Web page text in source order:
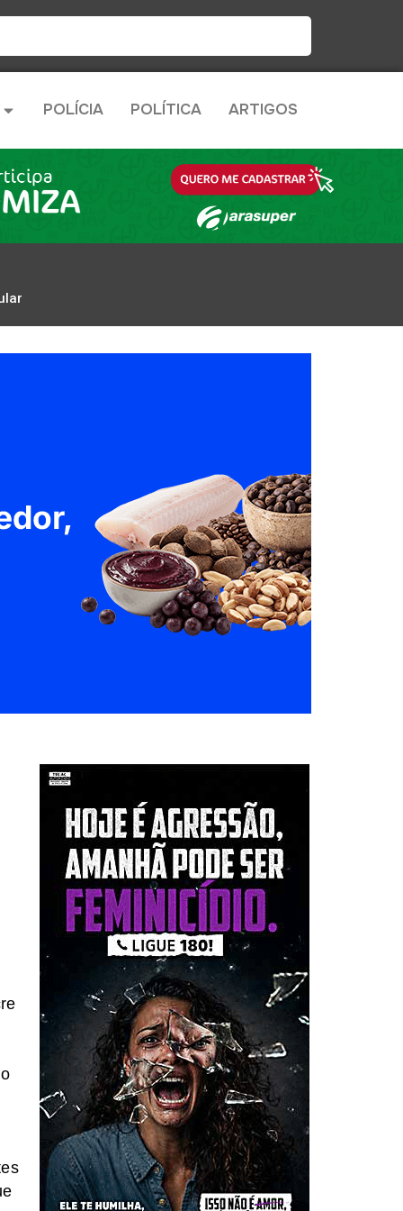
POLÍCIA POLÍTICA ARTIGOS